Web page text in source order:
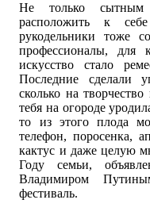
Не только сытным
расположить к
рукодельники тоже
профессионалы, для
искусство стало
Последние сделали
сколько на
тебя на огороде
то из этого плода
телефон, поросенка,
кактус и даже целую
Году семьи,
Владимиром
фестиваль.